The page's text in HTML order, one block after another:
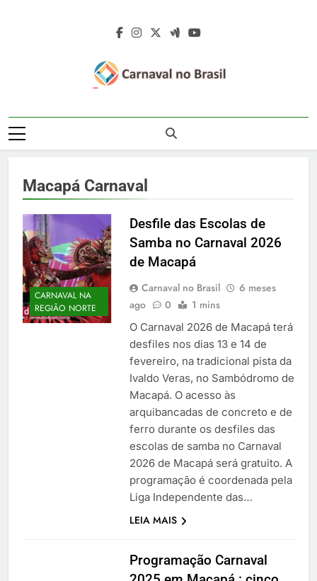
Carnaval No
Brasil 2027 –
2027 – Desfile
Das Escolas De
Samba
Rua 2027 – Desfile Das Escolas De
Samba – Fotos Carnaval 2026 – Blocos
Rainhas De Bateria – Famosos No
Macapá Carnaval
CARNAVAL NA
REGIÃO NORTE
Desfile das Escolas de
Samba no Carnaval 2026
de Macapá
Carnaval no Brasil
6 meses
ago
0 1 mins
O Carnaval 2026 de Macapá terá
desfiles nos dias 13 e 14 de
fevereiro, na tradicional pista da
Ivaldo Veras, no Sambódromo de
Macapá. O acesso às
arquibancadas de concreto e de
ferro durante os desfiles das
escolas de samba no Carnaval
2026 de Macapá será gratuito. A
programação é coordenada pela
Liga Independente das…
LEIA MAIS
Programação Carnaval